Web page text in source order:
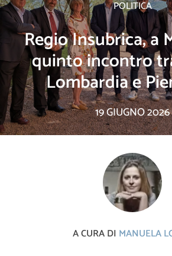
POLITICA
Regio Insubrica, a
quinto incontro
Lombardia e
19 GIUGNO 2026
A CURA DI MANUELA